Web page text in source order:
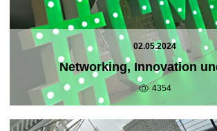
02.05.2024
Networking, Innovation
4354